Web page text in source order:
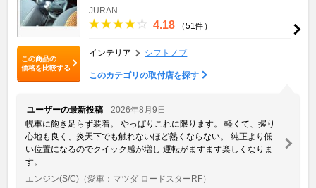
この商品の
価格を比較する
JURAN
4.18 （51件）
インテリア シフトノブ
このカテゴリの取付店を探す
ユーザーの最新投稿
2026年8月9日
幌車に飽き足らず装着。 やっぱりこれに限ります。 軽くて、握り
心地も良く、炎天下でも触れないほど熱くならない。 純正より低
い位置になるのでクイック感が増し 運転がますます楽しくなりま
す。
エンジン(S/C) （愛車：マツダ ロードスターRF）